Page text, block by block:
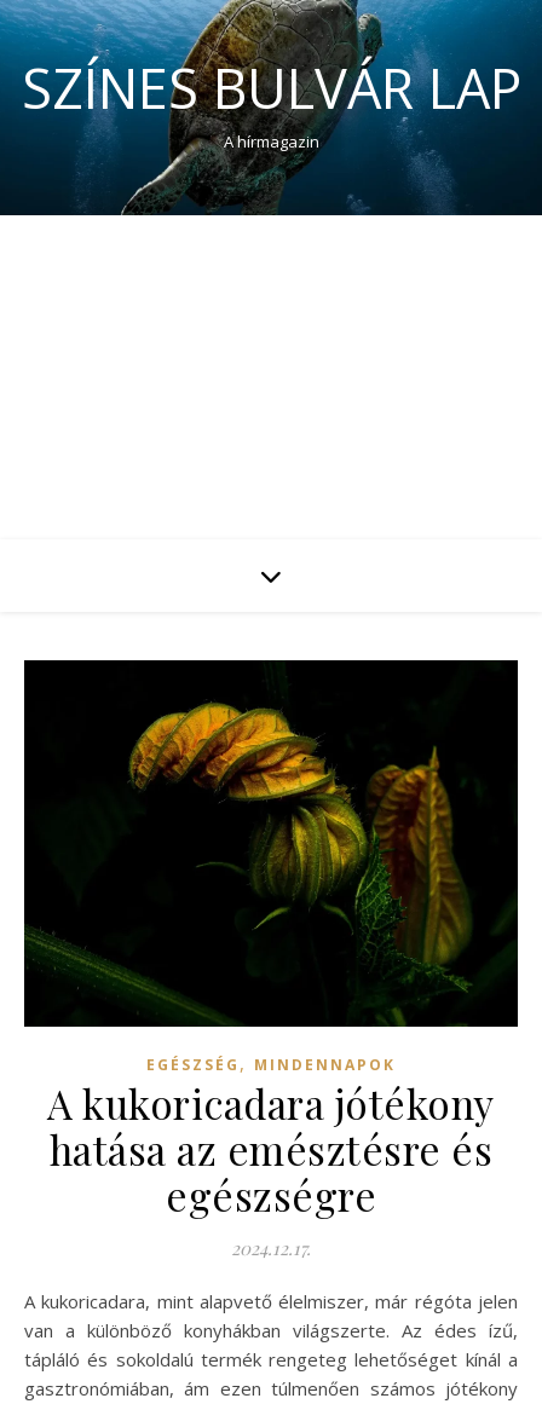
SZÍNES BULVÁR LAP
A hírmagazin
EGÉSZSÉG , MINDENNAPOK
A kukoricadara jótékony
hatása az emésztésre és
egészségre
2024.12.17.
A kukoricadara, mint alapvető élelmiszer, már régóta jelen
van a különböző konyhákban világszerte. Az édes ízű,
tápláló és sokoldalú termék rengeteg lehetőséget kínál a
gasztronómiában, ám ezen túlmenően számos jótékony